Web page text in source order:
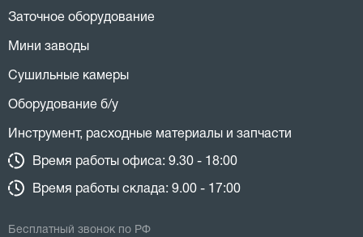
Заточное оборудование
Мини заводы
Сушильные камеры
Оборудование б/у
Инструмент, расходные материалы и запчасти
Время работы офиса: 9.30 - 18:00
Время работы склада: 9.00 - 17:00
Бесплатный звонок по РФ